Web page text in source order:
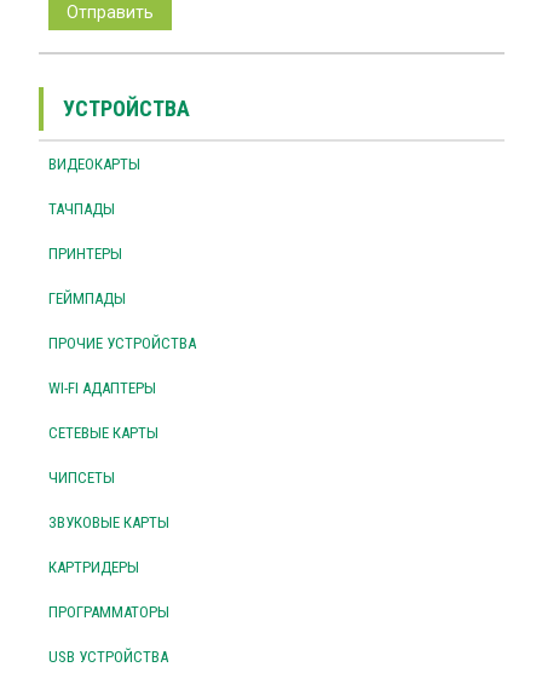
УСТРОЙСТВА
ВИДЕОКАРТЫ
ТАЧПАДЫ
ПРИНТЕРЫ
ГЕЙМПАДЫ
ПРОЧИЕ УСТРОЙСТВА
WI-FI АДАПТЕРЫ
СЕТЕВЫЕ КАРТЫ
ЧИПСЕТЫ
ЗВУКОВЫЕ КАРТЫ
КАРТРИДЕРЫ
ПРОГРАММАТОРЫ
USB УСТРОЙСТВА